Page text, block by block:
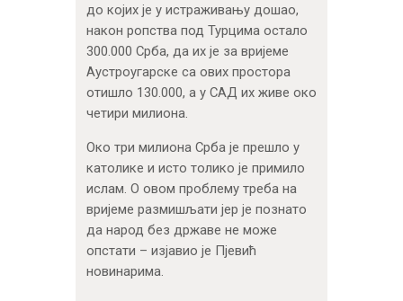
до којих је у истраживању дошао,
након ропства под Турцима остало
300.000 Срба, да их је за вријеме
Аустроугарске са ових простора
отишло 130.000, а у САД их живе око
четири милиона.
Око три милиона Срба је прешло у
католике и исто толико је примило
ислам. О овом проблему треба на
вријеме размишљати јер је познато
да народ без државе не може
опстати – изјавио је Пјевић
новинарима.